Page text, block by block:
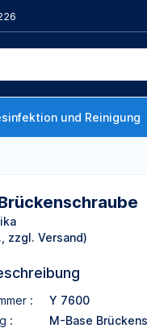
und Reinigung
zzgl. Versand)
:
Y 7600
:
M-Base